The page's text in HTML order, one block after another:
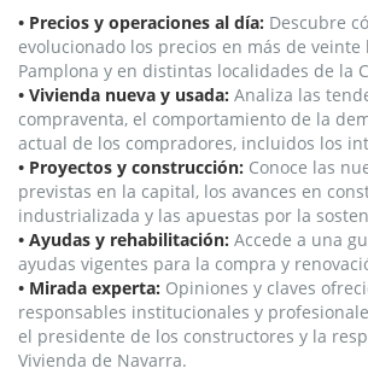
• Precios y operaciones al día: Descubre
evolucionado los precios en más de veinte
Pamplona y en distintas localidades de la
• Vivienda nueva y usada: Analiza las
compraventa, el comportamiento de la
actual de los compradores, incluidos los
• Proyectos y construcción: Conoce las
previstas en la capital, los avances en
industrializada y las apuestas por la
• Ayudas y rehabilitación: Accede a una
ayudas vigentes para la compra y
• Mirada experta: Opiniones y claves
responsables institucionales y
el presidente de los constructores y la
Vivienda de Navarra.